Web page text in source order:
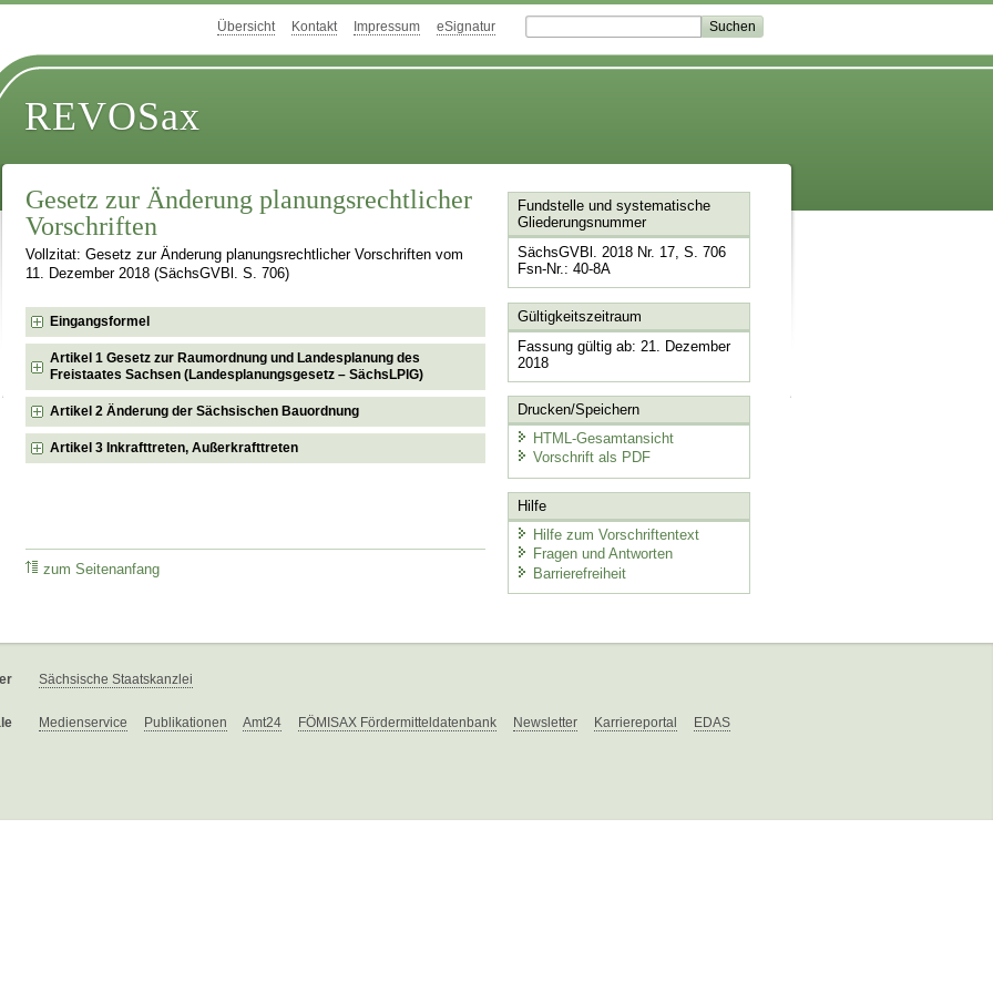
Übersicht Kontakt Impressum eSignatur
REVOSax
Gesetz zur Änderung planungsrechtlicher
Vorschriften
Vollzitat: Gesetz zur Änderung planungsrechtlicher Vorschriften vom
11. Dezember 2018 (SächsGVBl. S. 706)
Eingangsformel
Artikel 1 Gesetz zur Raumordnung und Landesplanung des
Freistaates Sachsen (Landesplanungsgesetz – SächsLPlG)
Artikel 2 Änderung der Sächsischen Bauordnung
Artikel 3 Inkrafttreten, Außerkrafttreten
zum Seitenanfang
Fundstelle und systematische
Gliederungsnummer
SächsGVBl. 2018 Nr. 17, S. 706
Fsn-Nr.: 40-8A
Gültigkeitszeitraum
Fassung gültig ab: 21. Dezember
2018
Drucken/Speichern
HTML-Gesamtansicht
Vorschrift als PDF
Hilfe
Hilfe zum Vorschriftentext
Fragen und Antworten
Barrierefreiheit
Sächsische Staatskanzlei
Medienservice Publikationen Amt24 FÖMISAX Fördermitteldatenbank Newsletter Karriereportal EDAS